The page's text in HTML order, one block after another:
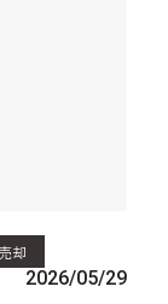
却
2026/05/29